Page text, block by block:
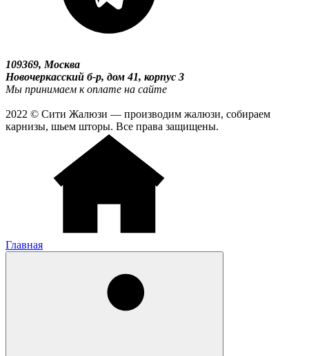
109369, Москва
Новочеркасский б-р, дом 41, корпус 3
Мы принимаем к оплате на сайте
2022 © Сити Жалюзи — производим жалюзи, собираем
карнизы, шьем шторы. Все права защищены.
Главная